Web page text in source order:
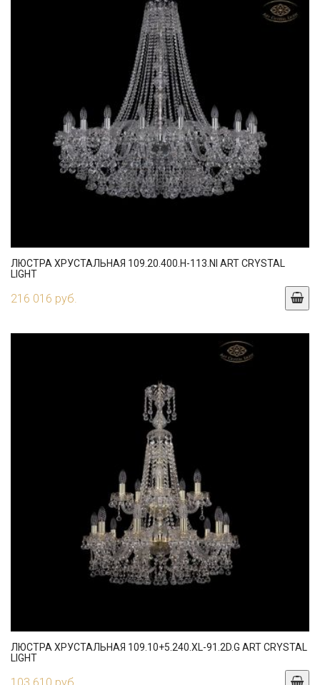
ЛЮСТРА ХРУСТАЛЬНАЯ 109.20.400.H-113.NI ART CRYSTAL
LIGHT
216 016 руб.
ЛЮСТРА ХРУСТАЛЬНАЯ 109.10+5.240.XL-91.2D.G ART CRYSTAL
LIGHT